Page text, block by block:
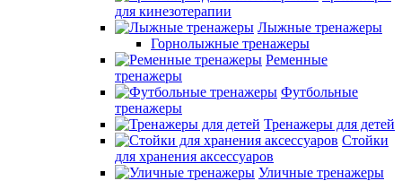
для кинезотерапии
Лыжные тренажеры
Горнолыжные тренажеры
Ременные
тренажеры
Футбольные
тренажеры
Тренажеры для детей
Стойки
для хранения аксессуаров
Уличные тренажеры